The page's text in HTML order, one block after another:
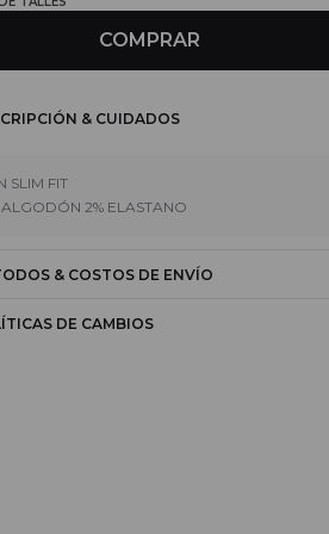
COMPRAR
& CUIDADOS
SLIM FIT
ALGODÓN 2% ELASTANO
& COSTOS DE ENVÍO
DE CAMBIOS